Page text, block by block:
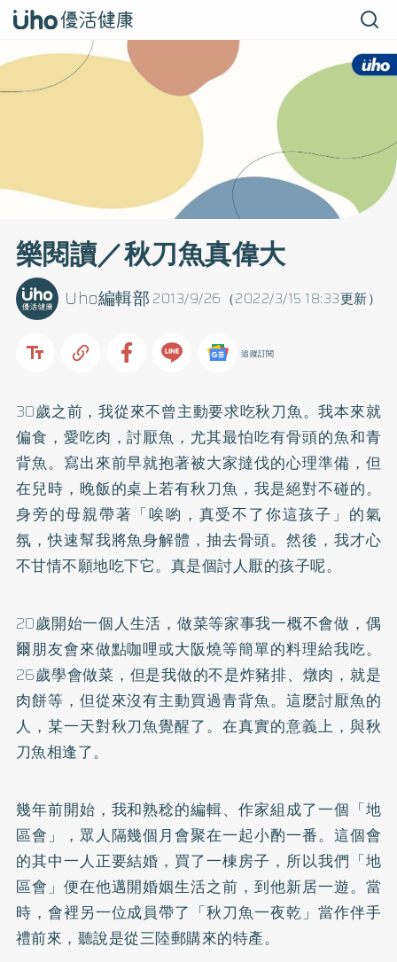
樂閱讀／秋刀魚真偉大
2013/9/26（2022/3/15 18:33更新）
Uho編輯部
追蹤訂閱
30歲之前，我從來不曾主動要求吃秋刀魚。我本來就
偏食，愛吃肉，討厭魚，尤其最怕吃有骨頭的魚和青
背魚。寫出來前早就抱著被大家撻伐的心理準備，但
在兒時，晚飯的桌上若有秋刀魚，我是絕對不碰的。
身旁的母親帶著「唉喲，真受不了你這孩子」的氣
氛，快速幫我將魚身解體，抽去骨頭。然後，我才心
不甘情不願地吃下它。真是個討人厭的孩子呢。
20歲開始一個人生活，做菜等家事我一概不會做，偶
爾朋友會來做點咖哩或大阪燒等簡單的料理給我吃。
26歲學會做菜，但是我做的不是炸豬排、燉肉，就是
肉餅等，但從來沒有主動買過青背魚。這麼討厭魚的
人，某一天對秋刀魚覺醒了。在真實的意義上，與秋
刀魚相逢了。
幾年前開始，我和熟稔的編輯、作家組成了一個「地
區會」，眾人隔幾個月會聚在一起小酌一番。這個會
的其中一人正要結婚，買了一棟房子，所以我們「地
區會」便在他邁開婚姻生活之前，到他新居一遊。當
時，會裡另一位成員帶了「秋刀魚一夜乾」當作伴手
禮前來，聽說是從三陸郵購來的特產。